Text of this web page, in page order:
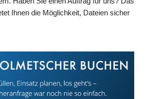
Ihnen die Möglichkeit, Dateien sicher